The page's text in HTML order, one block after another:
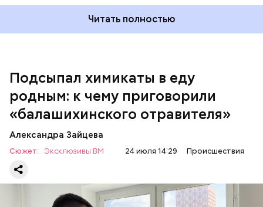
Читать полностью
Подсыпал химикаты в еду
родным: к чему приговорили
«балашихинского отравителя»
Александра Зайцева
Сюжет: Эксклюзивы ВМ 24 июля 14:29 Происшествия
Play
Video
Началось расследование. В квартире потерпевших
Также отравленную пищу ела его младшая сестра.